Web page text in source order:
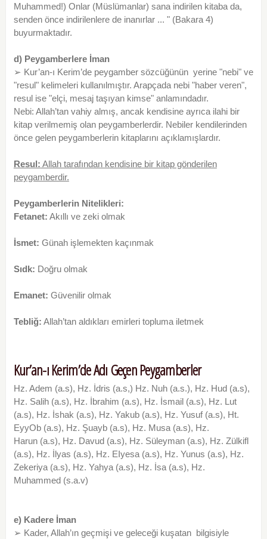
Muhammed!) Onlar (Müslümanlar) sana indirilen kitaba da,
senden önce indirilenlere de inanırlar ... " (Bakara 4)
buyurmaktadır.
d) Peygamberlere İman
➢ Kur’an-ı Kerim’de peygamber sözcüğünün yerine "nebi" ve
"resul" kelimeleri kullanılmıştır. Arapçada nebi "haber veren",
resul ise "elçi, mesaj taşıyan kimse" anlamındadır.
Nebi: Allah’tan vahiy almış, ancak kendisine ayrıca ilahi bir
kitap verilmemiş olan peygamberlerdir. Nebiler kendilerinden
önce gelen peygamberlerin kitaplarını açıklamışlardır.
Resul: Allah tarafından kendisine bir kitap gönderilen
peygamberdir.
Peygamberlerin Nitelikleri:
Fetanet: Akıllı ve zeki olmak
İsmet: Günah işlemekten kaçınmak
Sıdk: Doğru olmak
Emanet: Güvenilir olmak
Tebliğ: Allah’tan aldıkları emirleri topluma iletmek
Kur’an-ı Kerim’de Adı Geçen Peygamberler
Hz. Adem (a.s), Hz. İdris (a.s,) Hz. Nuh (a.s.), Hz. Hud (a.s),
Hz. Salih (a.s), Hz. İbrahim (a.s), Hz. İsmail (a.s), Hz. Lut
(a.s), Hz. İshak (a.s), Hz. Yakub (a.s), Hz. Yusuf (a.s), Ht.
EyyOb (a.s), Hz. Şuayb (a.s), Hz. Musa (a.s), Hz.
Harun (a.s), Hz. Davud (a.s), Hz. Süleyman (a.s), Hz. Zülkifl
(a.s), Hz. İlyas (a.s), Hz. EIyesa (a.s), Hz. Yunus (a.s), Hz.
Zekeriya (a.s), Hz. Yahya (a.s), Hz. İsa (a.s), Hz.
Muhammed (s.a.v)
e) Kadere İman
➢ Kader, Allah’ın geçmişi ve geleceği kuşatan bilgisiyle